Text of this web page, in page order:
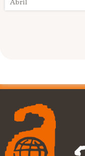
Abril